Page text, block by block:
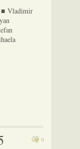
■ Vladimir
0